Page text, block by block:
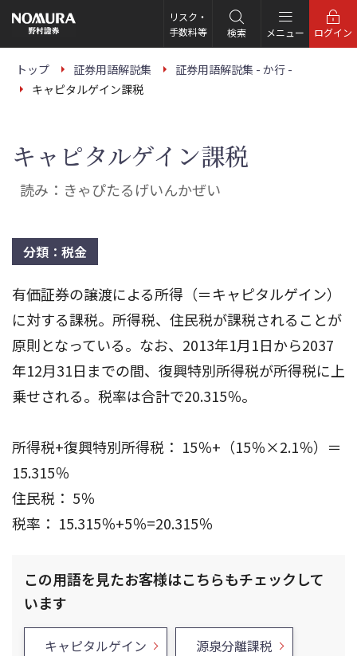
の
ー
リスク・
手数料等
検索 メニュー ログイン
トップ 証券用語解説集
証券用語解説集 - か行 -
キャピタルゲイン課税
キャピタルゲイン課税
読み：きゃぴたるげいんかぜい
分類：税金
有価証券の譲渡による所得（＝キャピタルゲイン）
に対する課税。所得税、住民税が課税されることが
原則となっている。なお、2013年1月1日から2037
年12月31日までの間、復興特別所得税が所得税に上
乗せされる。税率は合計で20.315％。
所得税+復興特別所得税： 15％+（15％×2.1％）＝
15.315％
住民税： 5％
税率： 15.315％+5％=20.315％
この用語を見たお客様はこちらもチェックして
います
キャピタルゲイン 源泉分離課税